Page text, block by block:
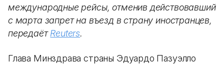
международные рейсы, отменив действовавший
с марта запрет на въезд в страну иностранцев,
передаётReuters.
Глава Минздрава страны Эдуардо Пазуэлло